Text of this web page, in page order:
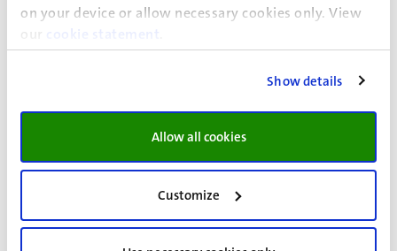
on your device or allow necessary cookies only. View
our
cookie statement
Show details
Allow all cookies
Customize
de toelatingseisen voor de master Psychology, maar wel
een afgeronde hbo-bachelor hebben behaald (of
hebben van slechts 60 of minder ECTS met betrekking tot
Of je in aanmerking komt voor toelating wordt
beoordeeld door de Toelatingscommissie.
Houd er rekening mee dat de combinatie van het
afgeronde programma van de pre-master Psychologie in